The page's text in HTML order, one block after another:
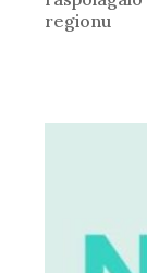
regionu